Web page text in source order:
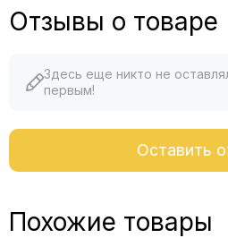
Отзывы о товаре
Здесь еще никто не
первым!
Оставить
Похожие товары